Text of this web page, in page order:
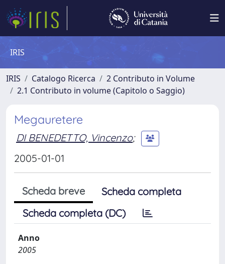
IRIS
IRIS Catalogo Ricerca
2 Contributo in Volume
2.1 Contributo in volume (Capitolo o Saggio)
Megauretere
DI BENEDETTO, Vincenzo;
2005-01-01
Scheda breve
Scheda completa
Scheda completa (DC)
Anno
2005